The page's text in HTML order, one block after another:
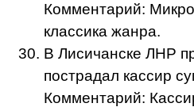
Комментарий:
классика жанра.
В Лисичанске ЛНР
пострадал кассир
Комментарий: